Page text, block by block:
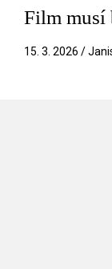
Film musí
15. 3. 2026 /